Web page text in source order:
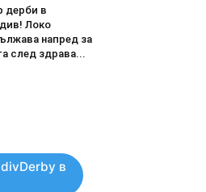
дерби в
Локо
напред за
след здрава...
в